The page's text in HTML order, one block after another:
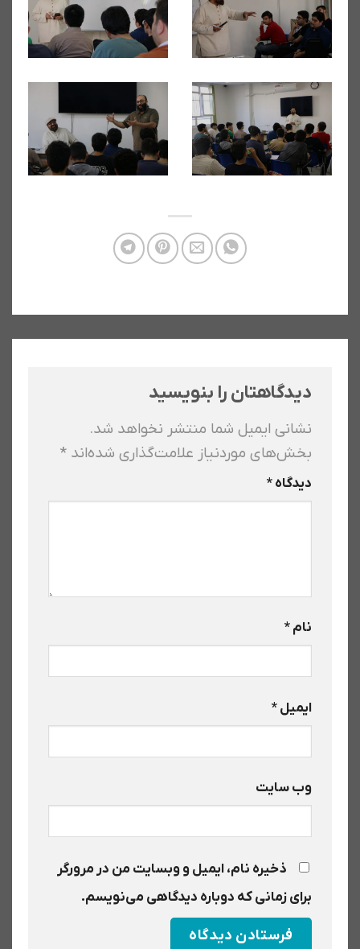
دیدگاهتان را بنویسید
نشانی ایمیل شما منتشر نخواهد شد.
بخش‌های موردنیاز علامت‌گذاری شده‌اند *
دیدگاه*
نام*
ایمیل*
وب‌ سایت
ذخیره نام، ایمیل و وبسایت من در مرورگر
برای زمانی که دوباره دیدگاهی می‌نویسم.